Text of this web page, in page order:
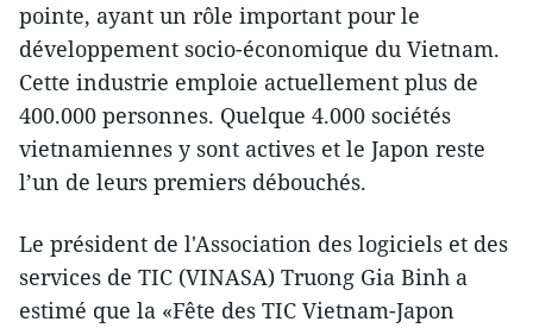
pointe, ayant un rôle important pour le
développement socio-économique du Vietnam. ​
Cette industrie ​emploie actuellement plus de
400.000 ​personnes. Quelque 4.000 sociétés
vietnamiennes y sont actives et le Japon reste
l’un de leurs premiers débouchés.
Le président de l'Association des logiciels et des
services de TIC (VINASA) Truong Gia Binh a
estimé que la «Fête des TIC Vietnam-Japon